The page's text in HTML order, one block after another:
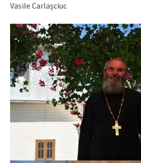
Vasile Carlașciuc